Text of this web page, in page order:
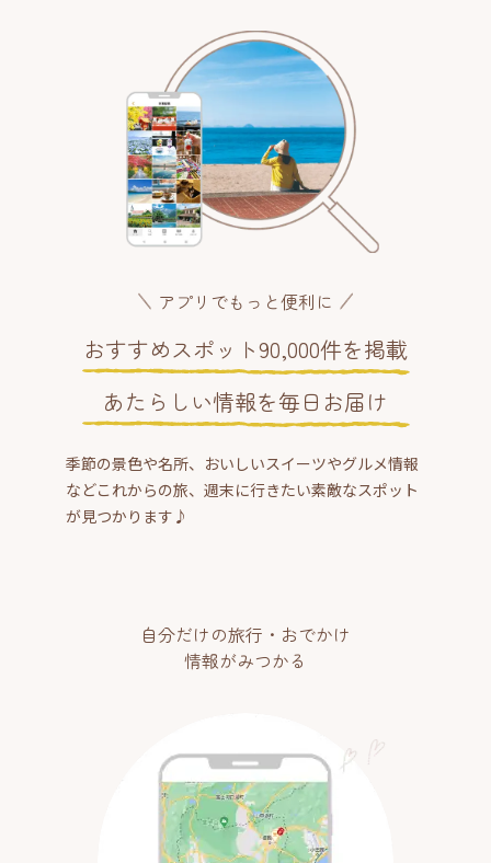
アプリでもっと便利に
おすすめスポット90,000件を掲載
あたらしい情報を毎日お届け
季節の景色や名所、おいしいスイーツやグルメ情報
などこれからの旅、週末に行きたい素敵なスポット
が見つかります♪
自分だけの旅行・おでかけ
情報がみつかる